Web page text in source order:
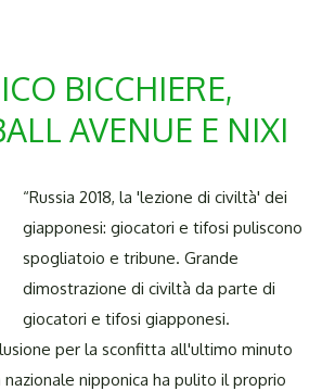
BICCHIERE,
AVENUE E NIXI
“Russia 2018, la 'lezione di civiltà' dei
giapponesi: giocatori e tifosi puliscono
spogliatoio e tribune. Grande
dimostrazione di civiltà da parte di
giocatori e tifosi giapponesi.
per la sconfitta all'ultimo minuto
nipponica ha pulito il proprio